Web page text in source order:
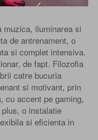
muzica, iluminarea si
de antrenament, o
si complet intensiva.
de fapt. Filozofia
catre bucuria
si motivant, prin
cu accent pe gaming,
o instalatie
si eficienta in